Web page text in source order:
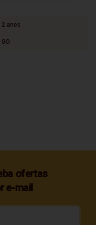
2 anos
GO
ofertas
e-mail